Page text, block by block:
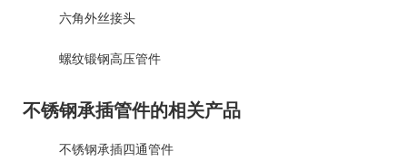
六角外丝接头
螺纹锻钢高压管件
不锈钢承插管件的相关产品
不锈钢承插四通管件